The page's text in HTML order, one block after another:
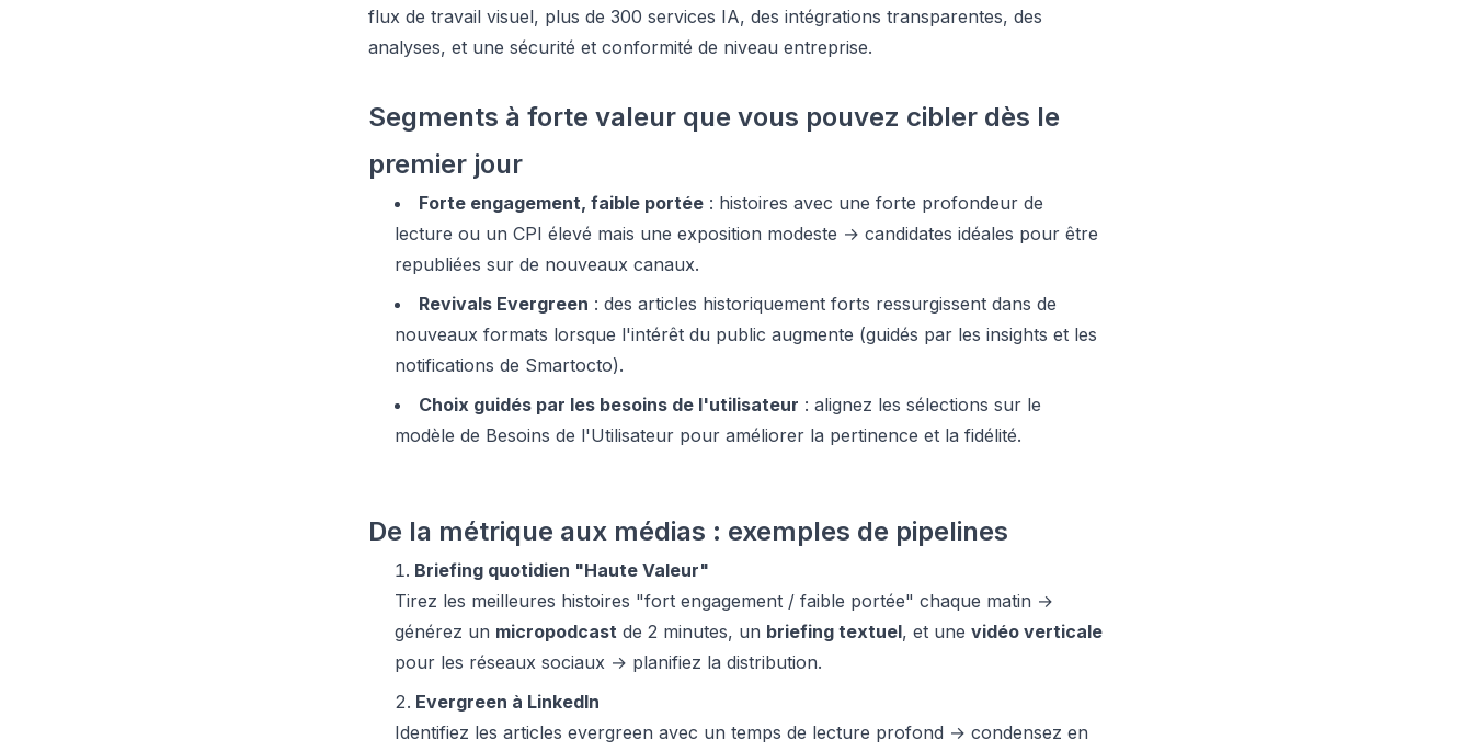
flux de travail visuel, plus de 300 services IA, des intégrations transparentes, des
analyses, et une sécurité et conformité de niveau entreprise.
Segments à forte valeur que vous pouvez cibler dès le
premier jour
Forte engagement, faible portée : histoires avec une forte profondeur de
lecture ou un CPI élevé mais une exposition modeste → candidates idéales pour être
republiées sur de nouveaux canaux.
Revivals Evergreen : des articles historiquement forts ressurgissent dans de
nouveaux formats lorsque l'intérêt du public augmente (guidés par les insights et les
notifications de Smartocto).
Choix guidés par les besoins de l'utilisateur : alignez les sélections sur le
modèle de Besoins de l'Utilisateur pour améliorer la pertinence et la fidélité.
De la métrique aux médias : exemples de pipelines
Briefing quotidien "Haute Valeur"
Tirez les meilleures histoires "fort engagement / faible portée" chaque matin →
générez un micropodcast de 2 minutes, un briefing textuel, et une vidéo verticale
pour les réseaux sociaux → planifiez la distribution.
Evergreen à LinkedIn
Identifiez les articles evergreen avec un temps de lecture profond → condensez en